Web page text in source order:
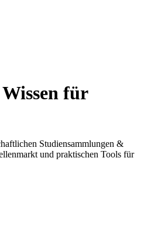
für
Studiensammlungen &
und praktischen Tools für